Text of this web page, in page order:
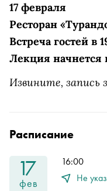
17 февраля
Ресторан
Встреча гостей в
Лекция начнется
Извините, запись
Расписание
17
фев
16:00
Не